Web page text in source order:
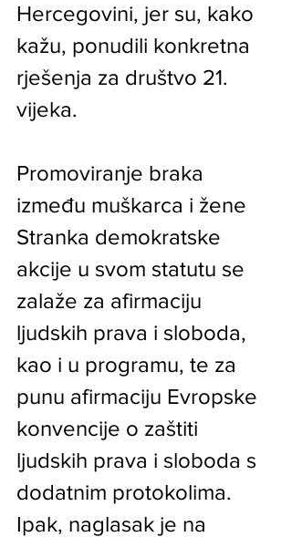
Hercegovini, jer su, kako
kažu, ponudili konkretna
rješenja za društvo 21.
vijeka.
Promoviranje braka
između muškarca i žene
Stranka demokratske
akcije u svom statutu se
zalaže za afirmaciju
ljudskih prava i sloboda,
kao i u programu, te za
punu afirmaciju Evropske
konvencije o zaštiti
ljudskih prava i sloboda s
dodatnim protokolima.
Ipak, naglasak je na